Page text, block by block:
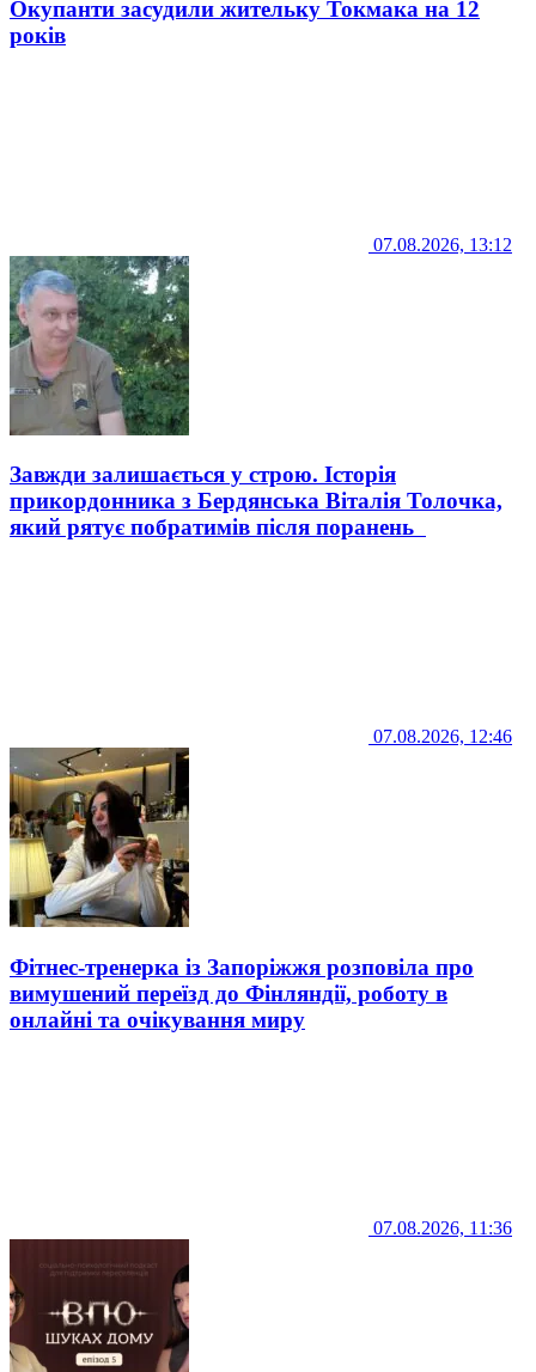
Окупанти засудили жительку Токмака на 12
років
07.08.2026, 13:12
Завжди залишається у строю. Історія
прикордонника з Бердянська Віталія Толочка,
який рятує побратимів після поранень
07.08.2026, 12:46
Фітнес-тренерка із Запоріжжя розповіла про
вимушений переїзд до Фінляндії, роботу в
онлайні та очікування миру
07.08.2026, 11:36